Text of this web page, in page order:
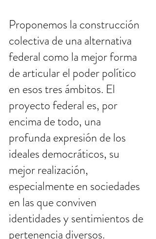
Proponemos la construcción
colectiva de una alternativa
federal como la mejor forma
de articular el poder político
en esos tres ámbitos. El
proyecto federal es, por
encima de todo, una
profunda expresión de los
ideales democráticos, su
mejor realización,
especialmente en sociedades
en las que conviven
identidades y sentimientos de
pertenencia diversos.